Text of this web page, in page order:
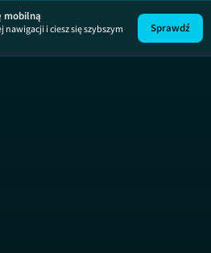
mobilną
nawigacji i ciesz się szybszym
Sprawdź